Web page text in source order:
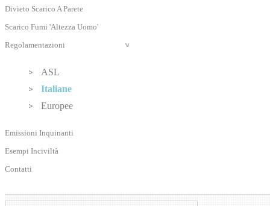
Divieto Scarico A Parete
Scarico Fumi 'Altezza Uomo'
Regolamentazioni
ASL
Italiane
Europee
Emissioni Inquinanti
Esempi Inciviltà
Contatti